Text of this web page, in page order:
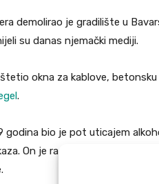
demolirao je gradilište u
su danas njemački mediji.
okna za kablove,
.
godina bio je pot uticajem
On je radio za podizvođača